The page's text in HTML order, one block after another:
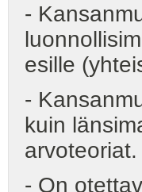
-
esille
-
kuin
arvoteoriat.
- On